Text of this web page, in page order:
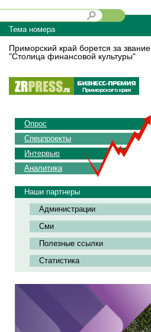
Тема номера
Приморский край борется за звание
"Столица финансовой культуры"
Опрос
Спецпроекты
Интервью
Аналитика
Наши партнеры
Администрации
Сми
Полезные ссылки
Статистика